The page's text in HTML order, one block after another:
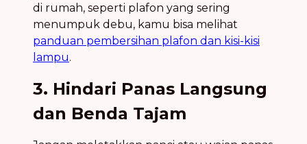
di rumah, seperti plafon yang sering
menumpuk debu, kamu bisa melihat
panduan pembersihan plafon dan kisi-kisi
lampu.
3. Hindari Panas Langsung
dan Benda Tajam